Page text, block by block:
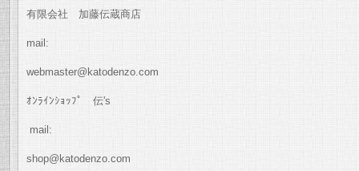
有限会社 加藤伝蔵商店
mail:
webmaster@katodenzo.com
ｵﾝﾗｲﾝｼｮｯﾌﾟ 伝's
mail:
shop@katodenzo.com